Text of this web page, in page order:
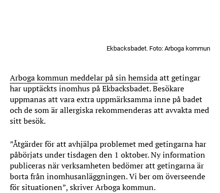
Ekbacksbadet. Foto: Arboga kommun
Arboga kommun meddelar på sin hemsidaatt getingar
har upptäckts inomhus på Ekbacksbadet. Besökare
uppmanas att vara extra uppmärksamma inne på badet
och de som är allergiska rekommenderas att avvakta med
sitt besök.
”Åtgärder för att avhjälpa problemet med getingarna har
påbörjats under tisdagen den 1 oktober. Ny information
publiceras när verksamheten bedömer att getingarna är
borta från inomhusanläggningen. Vi ber om överseende
för situationen”, skriver Arboga kommun.